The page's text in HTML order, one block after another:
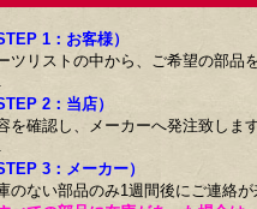
1：お客様）
ツリストの中から、ご希望の部品
2：当店）
を確認し、メーカーへ発注致します
3：メーカー）
のない部品のみ1週間後にご連絡